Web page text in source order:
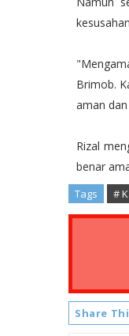
Brimob.
aman
Rizal
benar
Tags #
Share